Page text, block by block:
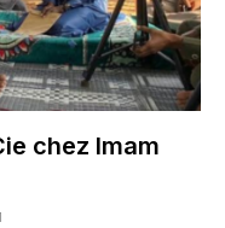
chez Imam